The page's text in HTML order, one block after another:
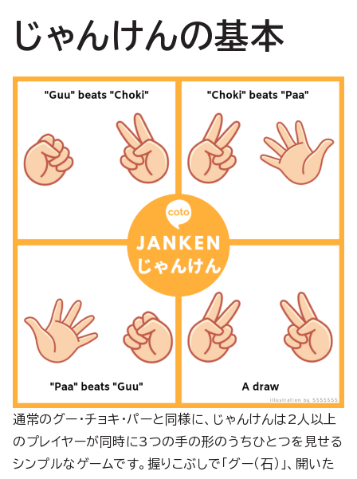
じゃんけんの基本
通常のグー・チョキ・パーと同様に、じゃんけんは2人以上
のプレイヤーが同時に3つの手の形のうちひとつを見せる
シンプルなゲームです。握りこぶしで「グー（石）」、開いた